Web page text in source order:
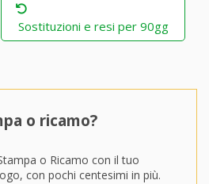
Sostituzioni e resi per 90gg
o ricamo?
o Ricamo con il tuo
con pochi centesimi in più.